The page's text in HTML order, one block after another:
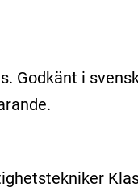
Godkänt i